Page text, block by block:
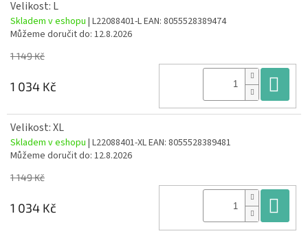
Velikost: L
Skladem v eshopu | L22088401-LEAN: 8055528389474
Můžeme doručit do: 12.8.2026
1 149 Kč
1 034 Kč
Velikost: XL
Skladem v eshopu | L22088401-XLEAN: 8055528389481
Můžeme doručit do: 12.8.2026
1 149 Kč
1 034 Kč